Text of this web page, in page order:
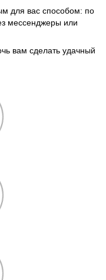
для вас способом: по
мессенджеры или
вам сделать удачный